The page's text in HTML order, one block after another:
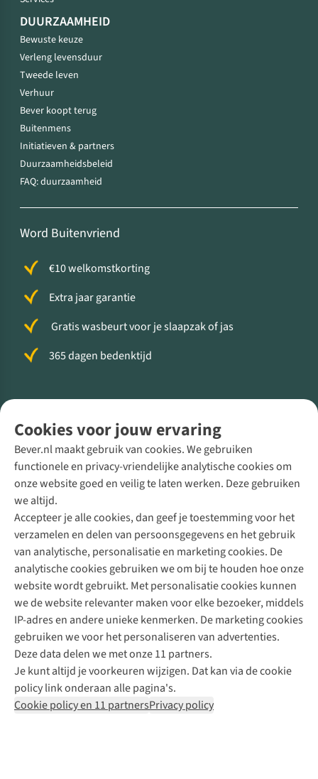
Cookies voor jouw ervaring
Bever.nl maakt gebruik van cookies. We gebruiken
functionele en privacy-vriendelijke analytische cookies om
onze website goed en veilig te laten werken. Deze gebruiken
we altijd.
Accepteer je alle cookies, dan geef je toestemming voor het
verzamelen en delen van persoonsgegevens en het gebruik
van analytische, personalisatie en marketing cookies. De
analytische cookies gebruiken we om bij te houden hoe onze
website wordt gebruikt. Met personalisatie cookies kunnen
we de website relevanter maken voor elke bezoeker, middels
IP-adres en andere unieke kenmerken. De marketing cookies
gebruiken we voor het personaliseren van advertenties.
Deze data delen we met onze 11 partners.
Je kunt altijd je voorkeuren wijzigen. Dat kan via de cookie
policy link onderaan alle pagina's.
Cookie policy en 11 partnersPrivacy policy
DUURZAAMHEID
Bewuste keuze
Verleng levensduur
Tweede leven
Verhuur
Bever koopt terug
Buitenmens
Initiatieven & partners
Duurzaamheidsbeleid
FAQ: duurzaamheid
Word Buitenvriend
€10 welkomstkorting
Extra jaar garantie
Gratis wasbeurt voor je slaapzak of jas
365 dagen bedenktijd
Direct advies van een Buitenexpert
+31 (0)85 888 50 88
+31 6 12 28 49 80
Contactformulier